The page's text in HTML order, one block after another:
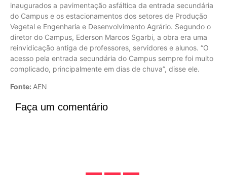
inaugurados a pavimentação asfáltica da entrada secundária
do Campus e os estacionamentos dos setores de Produção
Vegetal e Engenharia e Desenvolvimento Agrário. Segundo o
diretor do Campus, Ederson Marcos Sgarbi, a obra era uma
reinvidicação antiga de professores, servidores e alunos. “O
acesso pela entrada secundária do Campus sempre foi muito
complicado, principalmente em dias de chuva”, disse ele.
Fonte: AEN
Faça um comentário